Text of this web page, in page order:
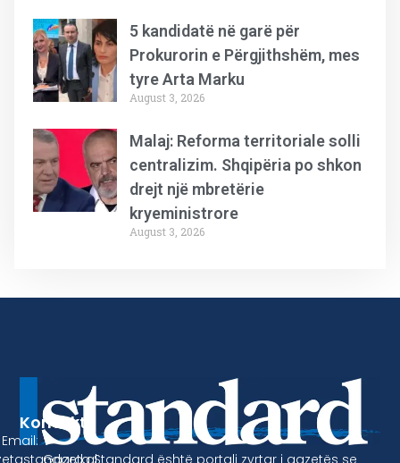
5 kandidatë në garë për
Prokurorin e Përgjithshëm, mes
tyre Arta Marku
August 3, 2026
Malaj: Reforma territoriale solli
centralizim. Shqipëria po shkon
drejt një mbretërie
kryeministrore
August 3, 2026
Gazeta Standard është portali zyrtar i gazetës se
Kontakt
Email: